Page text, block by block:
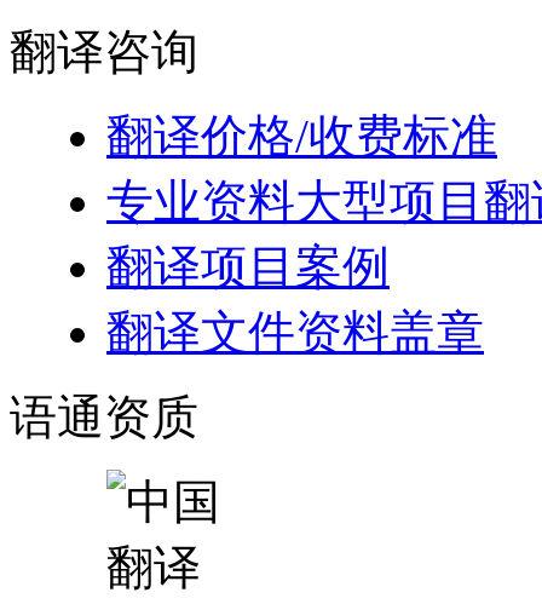
翻译咨询
翻译价格/收费标准
专业资料大型项目翻
翻译项目案例
翻译文件资料盖章
语通资质